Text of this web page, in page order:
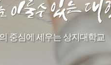
중심에 세우는 상지대학교​​